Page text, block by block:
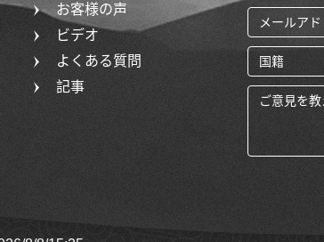
お客様の声
ビデオ
よくある質問
記事